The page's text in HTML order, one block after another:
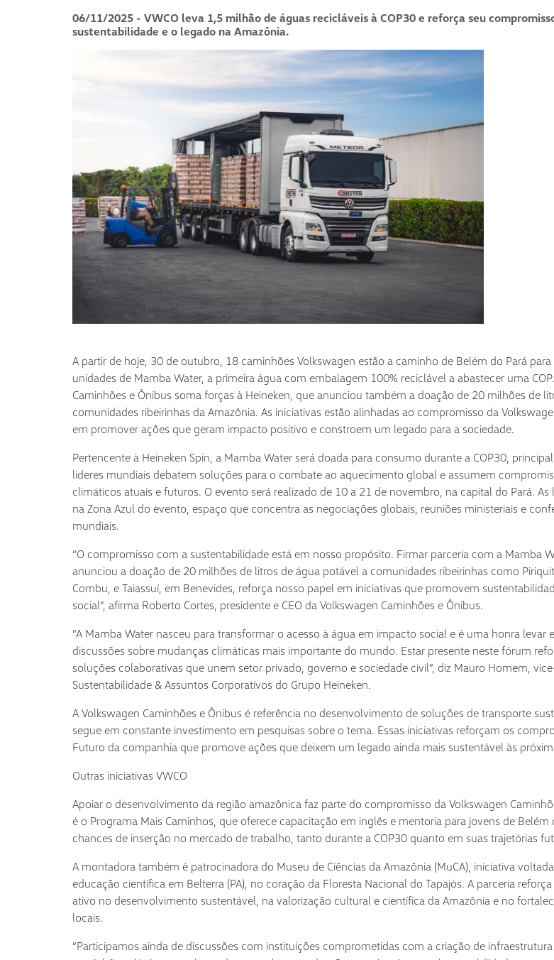
06/11/2025 - VWCO leva 1,5 milhão de águas recicláveis à COP30 e reforça seu
sustentabilidade e o legado na Amazônia.
A partir de hoje, 30 de outubro, 18 caminhões Volkswagen estão a caminho de Belém do Pará
unidades de Mamba Water, a primeira água com embalagem 100% reciclável a abastecer uma
Caminhões e Ônibus soma forças à Heineken, que anunciou também a doação de 20 milhões de
comunidades ribeirinhas da Amazônia. As iniciativas estão alinhadas ao compromisso da
em promover ações que geram impacto positivo e constroem um legado para a sociedade.
Pertencente à Heineken Spin, a Mamba Water será doada para consumo durante a COP30,
líderes mundiais debatem soluções para o combate ao aquecimento global e assumem
climáticos atuais e futuros. O evento será realizado de 10 a 21 de novembro, na capital do Pará. As
na Zona Azul do evento, espaço que concentra as negociações globais, reuniões ministeriais e
mundiais.
“O compromisso com a sustentabilidade está em nosso propósito. Firmar parceria com a Mamba
anunciou a doação de 20 milhões de litros de água potável a comunidades ribeirinhas como
Combu, e Taiassuí, em Benevides, reforça nosso papel em iniciativas que promovem
social”, afirma Roberto Cortes, presidente e CEO da Volkswagen Caminhões e Ônibus.
“A Mamba Water nasceu para transformar o acesso à água em impacto social e é uma honra levar
discussões sobre mudanças climáticas mais importante do mundo. Estar presente neste fórum
soluções colaborativas que unem setor privado, governo e sociedade civil”, diz Mauro Homem,
Sustentabilidade & Assuntos Corporativos do Grupo Heineken.
A Volkswagen Caminhões e Ônibus é referência no desenvolvimento de soluções de transporte
segue em constante investimento em pesquisas sobre o tema. Essas iniciativas reforçam os
Futuro da companhia que promove ações que deixem um legado ainda mais sustentável às
Outras iniciativas VWCO
Apoiar o desenvolvimento da região amazônica faz parte do compromisso da Volkswagen
é o Programa Mais Caminhos, que oferece capacitação em inglês e mentoria para jovens de Belém
chances de inserção no mercado de trabalho, tanto durante a COP30 quanto em suas trajetórias
A montadora também é patrocinadora do Museu de Ciências da Amazônia (MuCA), iniciativa
educação científica em Belterra (PA), no coração da Floresta Nacional do Tapajós. A parceria
ativo no desenvolvimento sustentável, na valorização cultural e científica da Amazônia e no
locais.
“Participamos ainda de discussões com instituições comprometidas com a criação de